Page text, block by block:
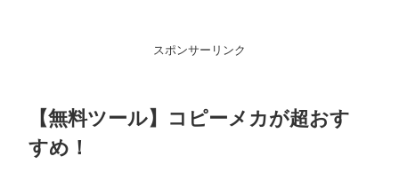
スポンサーリンク
【無料ツール】コピーメカが超おす
すめ！